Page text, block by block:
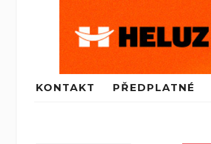
KONTAKT PŘEDPLATNÉ